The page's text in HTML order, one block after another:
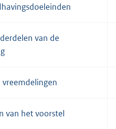
van de
van het voorstel